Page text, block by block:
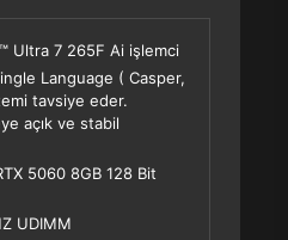
Ultra 7 265F Ai işlemci
Language ( Casper,
tavsiye eder.
açık ve stabil
5060 8GB 128 Bit
UDIMM